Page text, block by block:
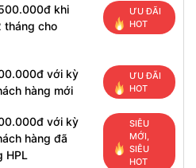
khi
tháng cho
ƯU ĐÃI
HOT
với kỳ
hàng mới
ƯU ĐÃI
HOT
với kỳ
hàng đã
HPL
SIÊU
MỚI,
SIÊU
HOT